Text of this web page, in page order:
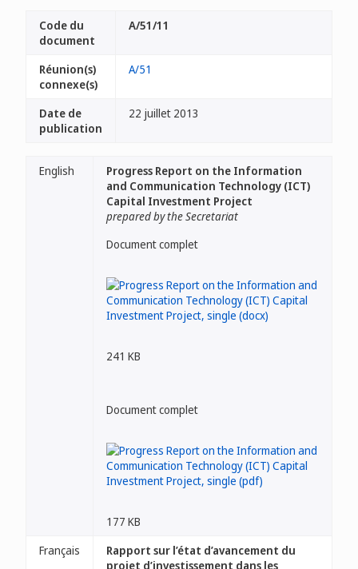
Code du
document
A/51/11
Réunion(s)
connexe(s)
A/51
Date de
publication
22 juillet 2013
English
Progress Report on the Information
and Communication Technology (ICT)
Capital Investment Project
prepared by the Secretariat
Document complet
241 KB
Document complet
177 KB
Français
Rapport sur l’état d’avancement du
projet d’investissement dans les